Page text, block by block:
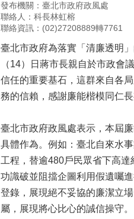
發布機關：臺北市政府政風處
聯絡人：科長林虹榕
聯絡資訊：(02)27208889轉7761
臺北市政府為落實「清廉透明
（14）日蔣市長親自於市政會
信任的重要基石，這群來自各
務的信賴，感謝廉能楷模同仁
臺北市政府政風處表示，本屆
具體作為。例如：臺北自來水
工程，替逾480戶民眾省下高
功識破並阻擋企圖利用假遺囑
登錄，展現絕不妥協的廉潔立
屬，展現將心比心的誠信操守。